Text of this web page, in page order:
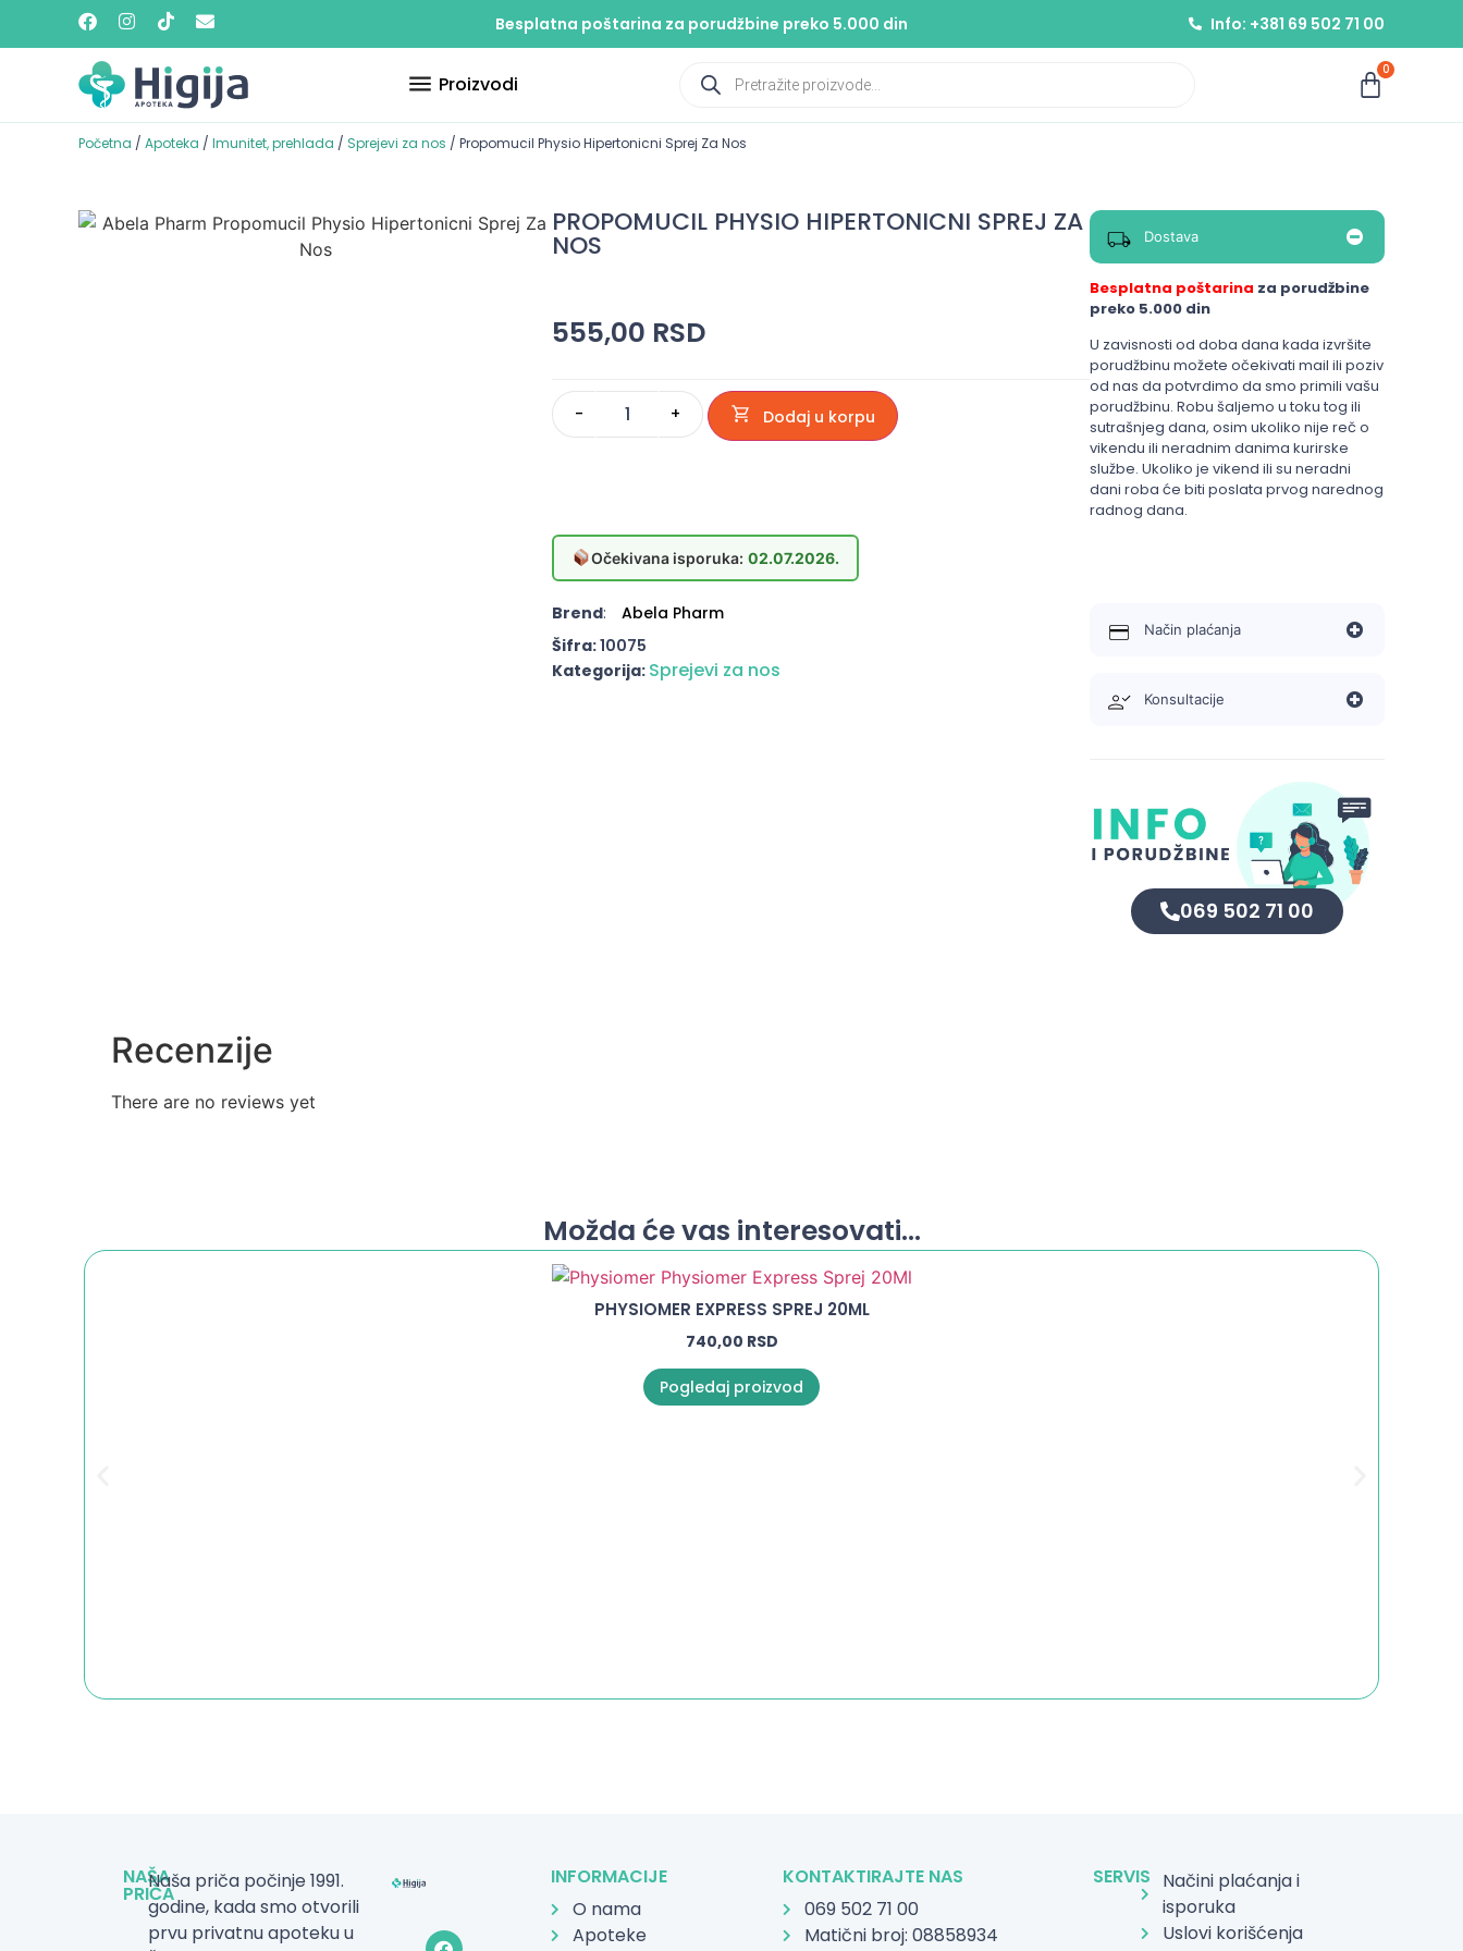
Besplatna poštarina za porudžbine preko 5.000 din Info: +381 69 502 71 00
Proizvodi
0
Početna / Apoteka / Imunitet, prehlada / Sprejevi za nos / Propomucil Physio Hipertonicni Sprej Za Nos
PROPOMUCIL PHYSIO HIPERTONICNI SPREJ ZA
NOS
555,00 RSD
- + Dodaj u korpu
Očekivana isporuka: 02.07.2026.
Brend:
Abela Pharm
Šifra:10075
Kategorija: Sprejevi za nos
Dostava
Besplatna poštarina za porudžbine
preko 5.000 din
U zavisnosti od doba dana kada izvršite
porudžbinu možete očekivati mail ili poziv
od nas da potvrdimo da smo primili vašu
porudžbinu. Robu šaljemo u toku tog ili
sutrašnjeg dana, osim ukoliko nije reč o
vikendu ili neradnim danima kurirske
službe. Ukoliko je vikend ili su neradni
dani roba će biti poslata prvog narednog
radnog dana.
Način plaćanja
Konsultacije
069 502 71 00
Recenzije
There are no reviews yet
Možda će vas interesovati...
PHYSIOMER EXPRESS SPREJ 20ML
740,00 RSD
Pogledaj proizvod
NAŠA
PRIČA
Naša priča počinje 1991.
godine, kada smo otvorili
prvu privatnu apoteku u
INFORMACIJE
O nama
Apoteke
KONTAKTIRAJTE NAS
069 502 71 00
Matični broj: 08858934
SERVIS Načini plaćanja i
isporuka
Uslovi korišćenja